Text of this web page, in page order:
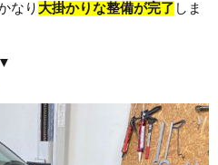
なり 大掛かりな整備が完了 しま